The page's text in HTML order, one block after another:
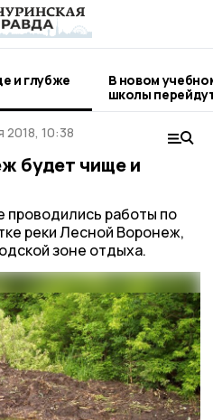
и глубже
В новом
школы
2018, 10:38
будет чище и
проводились работы по
реки Лесной Воронеж,
зоне отдыха.